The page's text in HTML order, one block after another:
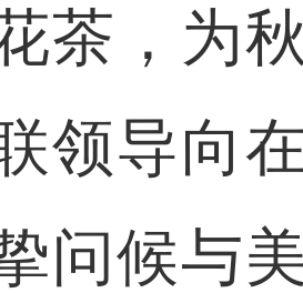
茶，为
领导向
问候与